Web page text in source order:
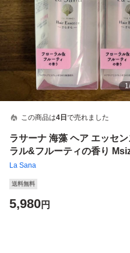
1/
この商品は4日 で売れました
ラサーナ 海藻 ヘア エッセ
ラル&フルーティの香り
La Sana
送料無料
5,980円